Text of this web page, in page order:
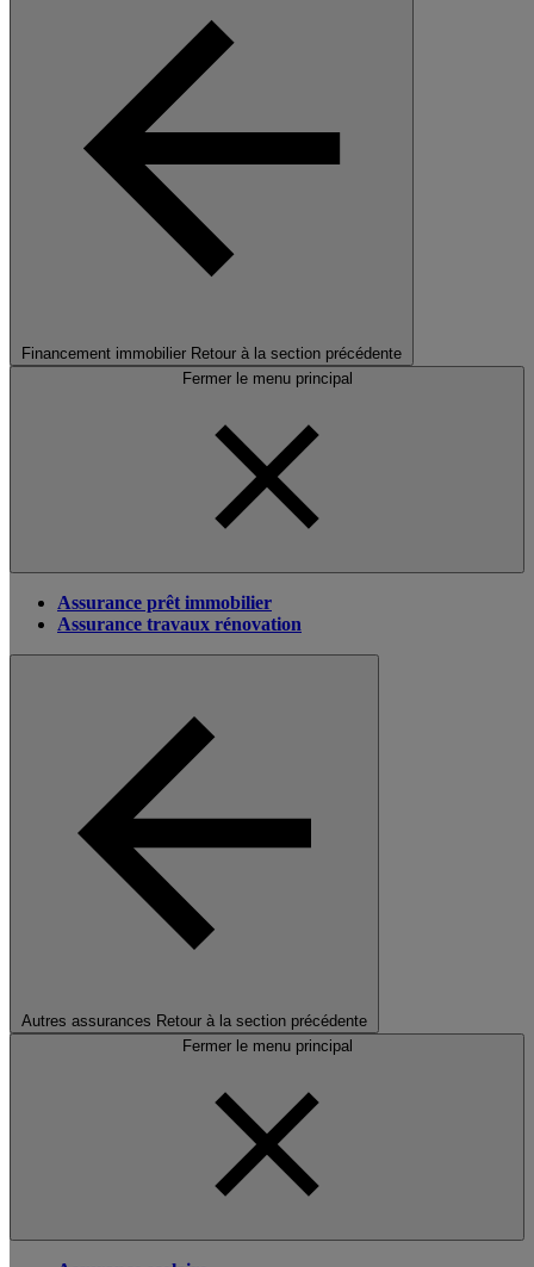
Financement immobilier Retour à la section précédente
Fermer le menu principal
Assurance prêt immobilier
Assurance travaux rénovation
Autres assurances Retour à la section précédente
Fermer le menu principal